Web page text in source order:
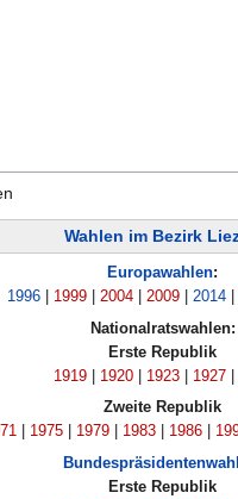
Wahlen im Bezirk
Europawahlen:
1996| 1999| 2004| 2009| 2014|
Nationalratswahlen:
Erste Republik
1919| 1920| 1923| 1927|
Zweite Republik
1975 1979 1983 1986
Erste Republik